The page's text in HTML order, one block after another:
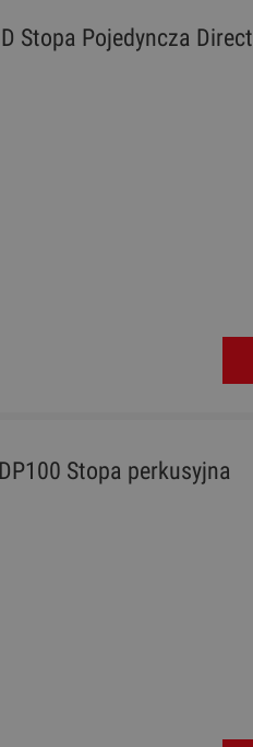
Stopa Pojedyncza
Stopa perkusyjna